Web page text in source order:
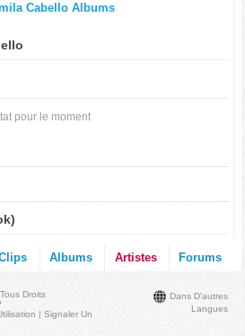
Cabello Albums
pour le moment
Albums Artistes Forums
Dans D'autres
Langues
Tous Droits
|Signaler Un